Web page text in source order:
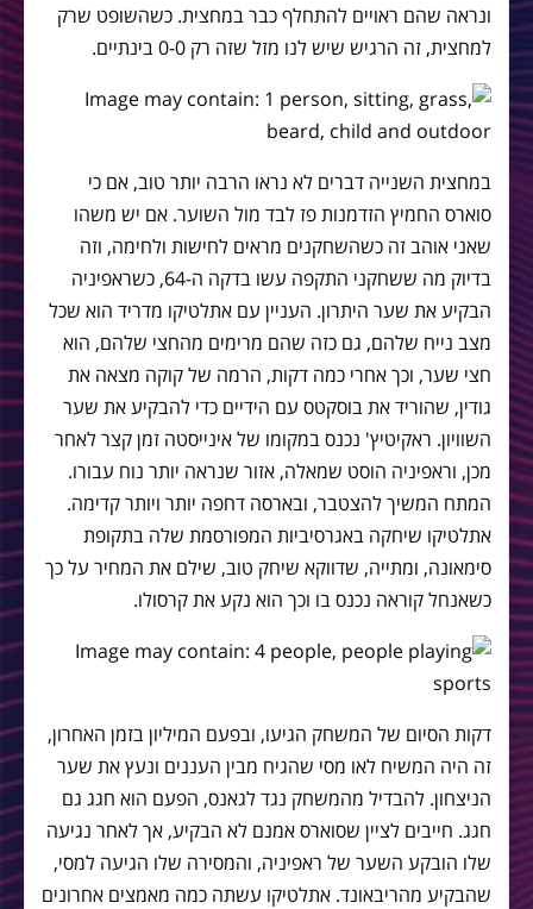
ונראה שהם ראויים להתחלף כבר במחצית. כשהשופט שרק
למחצית, זה הרגיש שיש לנו מזל שזה רק 0-0 בינתיים.
במחצית השנייה דברים לא נראו הרבה יותר טוב, אם כי
סוארס החמיץ הזדמנות פז לבד מול השוער. אם יש משהו
שאני אוהב זה כשהשחקנים מראים לחישות ולחימה, וזה
בדיוק מה ששחקני התקפה עשו בדקה ה-64, כשראפיניה
הבקיע את שער היתרון. העניין עם אתלטיקו מדריד הוא שכל
מצב נייח שלהם, גם כזה שהם מרימים מהחצי שלהם, הוא
חצי שער, וכך אחרי כמה דקות, הרמה של קוקה מצאה את
גודין, שהוריד את בוסקטס עם הידיים כדי להבקיע את שער
השוויון. ראקיטיץ' נכנס במקומו של אינייסטה זמן קצר לאחר
מכן, וראפיניה הוסט שמאלה, אזור שנראה יותר נוח עבורו.
המתח המשיך להצטבר, ובארסה דחפה יותר ויותר קדימה.
אתלטיקו שיחקה באגרסיביות המפורסמת שלה בתקופת
סימאונה, ומתייה, שדווקא שיחק טוב, שילם את המחיר על כך
כשאנחל קוראה נכנס בו וכך הוא נקע את קרסולו.
דקות הסיום של המשחק הגיעו, ובפעם המיליון בזמן האחרון,
זה היה המשיח לאו מסי שהגיח מבין העננים ונעץ את שער
הניצחון. להבדיל מהמשחק נגד לגאנס, הפעם הוא חגג גם
חגג. חייבים לציין שסוארס אמנם לא הבקיע, אך לאחר נגיעה
שלו הובקע השער של ראפיניה, והמסירה שלו הגיעה למסי,
שהבקיע מהריבאונד. אתלטיקו עשתה כמה מאמצים אחרונים